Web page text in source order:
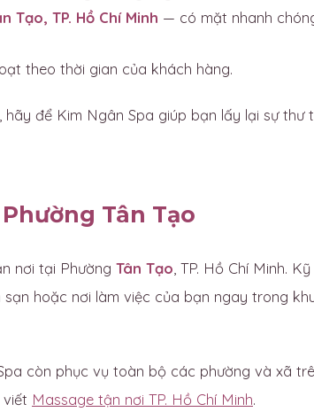
Tạo, TP. Hồ Chí Minh — có mặt nhanh
theo thời gian của khách hàng.
để Kim Ngân Spa giúp bạn lấy lại sự thư
Tân Tạo
nơi tại Phường Tân Tạo , TP. Hồ Chí Minh.
hoặc nơi làm việc của bạn ngay trong
còn phục vụ toàn bộ các phường và xã
viết Massage tận nơi TP. Hồ Chí Minh.